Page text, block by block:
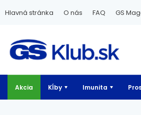
Hlavná stránka O nás FAQ GS
Akcia Kĺby Imunita